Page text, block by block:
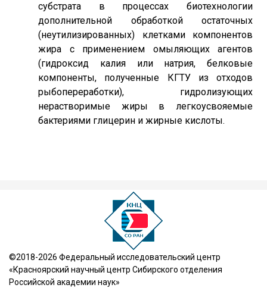
субстрата в процессах биотехнологии
дополнительной обработкой остаточных
(неутилизированных) клетками компонентов
жира с применением омыляющих агентов
(гидроксид калия или натрия, белковые
компоненты, полученные КГТУ из отходов
рыбопереработки), гидролизующих
нерастворимые жиры в легкоусвояемые
бактериями глицерин и жирные кислоты.
©2018-2026 Федеральный исследовательский центр
«Красноярский научный центр Сибирского отделения
Российской академии наук»